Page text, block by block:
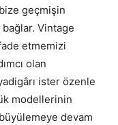
geçmişin
bağlar. Vintage
etmemizi
olan
ister özenle
modellerinin
devam